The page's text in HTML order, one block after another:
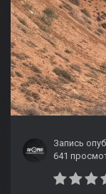
Запись
641